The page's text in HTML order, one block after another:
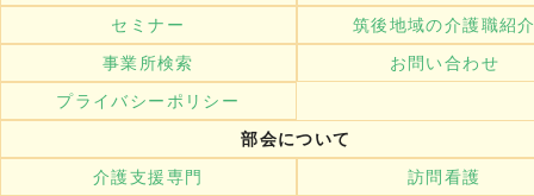
セミナー
筑後地域の介護職紹
事業所検索
お問い合わせ
プライバシーポリシー
部会について
介護支援専門
訪問看護